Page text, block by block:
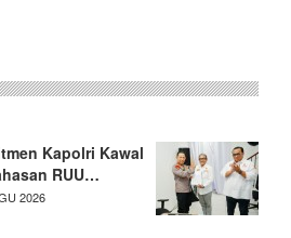
Kapolri Kawal
RUU…
2026